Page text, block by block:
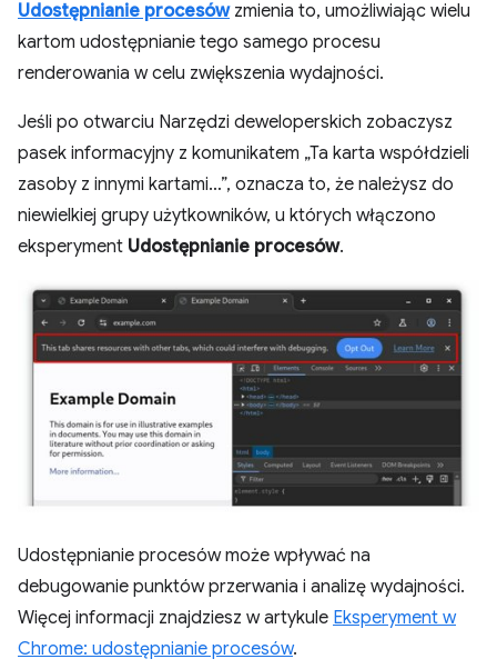
Udostępnianie procesówzmienia to, umożliwiając wielu
kartom udostępnianie tego samego procesu
renderowania w celu zwiększenia wydajności.
Jeśli po otwarciu Narzędzi deweloperskich zobaczysz
pasek informacyjny z komunikatem „Ta karta współdzieli
zasoby z innymi kartami…”, oznacza to, że należysz do
niewielkiej grupy użytkowników, u których włączono
eksperyment Udostępnianie procesów.
Udostępnianie procesów może wpływać na
debugowanie punktów przerwania i analizę wydajności.
Więcej informacji znajdziesz w artykule Eksperyment w
Chrome: udostępnianie procesów.